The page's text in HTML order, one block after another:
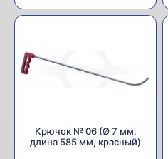
Крючок № 06 (Ø 7 мм,
длина 585 мм, красный)